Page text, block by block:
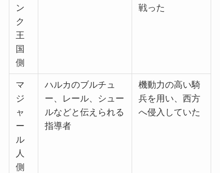
ン
ク
王
国
側
戦った
マ
ジ
ャ
ー
ル
人
側
ハルカのブルチュ
ー、レール、シュー
ルなどと伝えられる
指導者
機動力の高い騎
兵を用い、西方
へ侵入していた